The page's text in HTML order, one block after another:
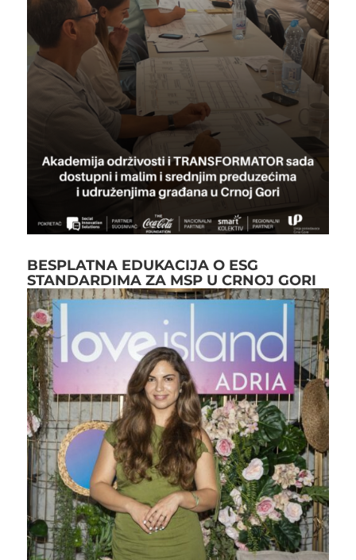
BESPLATNA EDUKACIJA O ESG
STANDARDIMA ZA MSP U CRNOJ GORI